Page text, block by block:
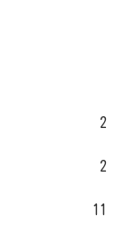
2
2
11